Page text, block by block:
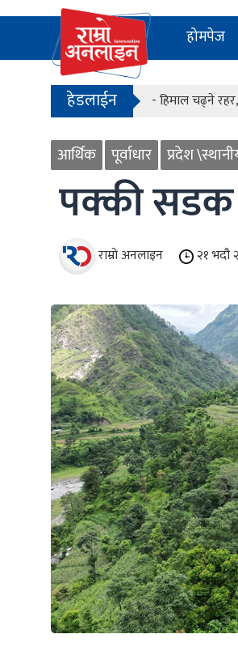
होमपेज
हेडलाईन
- काठमाडौंको
- देश बनाउन
- हिमाल चढ्ने
- देश बनाउन
आर्थिक पूर्वाधार प्रदेश
पक्की सडक
राम्रो अनलाइन २१ भदौ